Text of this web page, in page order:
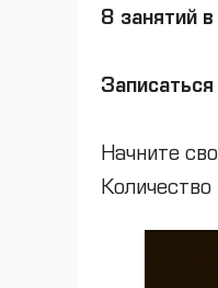
8 занятий
Начните
Количество